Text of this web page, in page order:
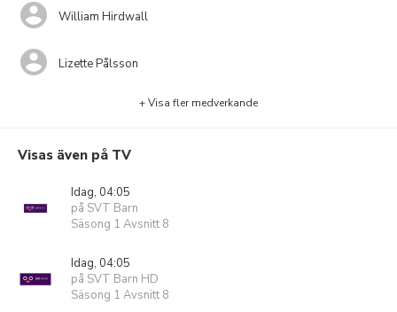
William Hirdwall
Lizette Pålsson
+ Visa fler medverkande
Visas även på TV
Idag, 04:05
på SVT Barn
Säsong 1 Avsnitt 8
Idag, 04:05
på SVT Barn HD
Säsong 1 Avsnitt 8